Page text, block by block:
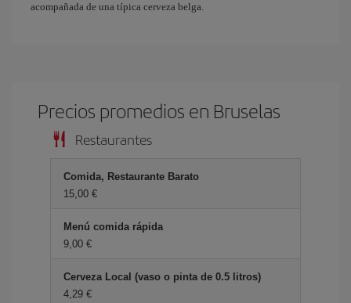
acompañada de una típica cerveza belga.
Precios promedios en Bruselas
Restaurantes
Comida, Restaurante Barato
15,00 €
Menú comida rápida
9,00 €
Cerveza Local (vaso o pinta de 0.5 litros)
4,29 €